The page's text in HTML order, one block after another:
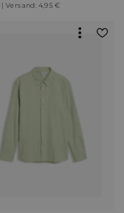
Versand: 4,95 €